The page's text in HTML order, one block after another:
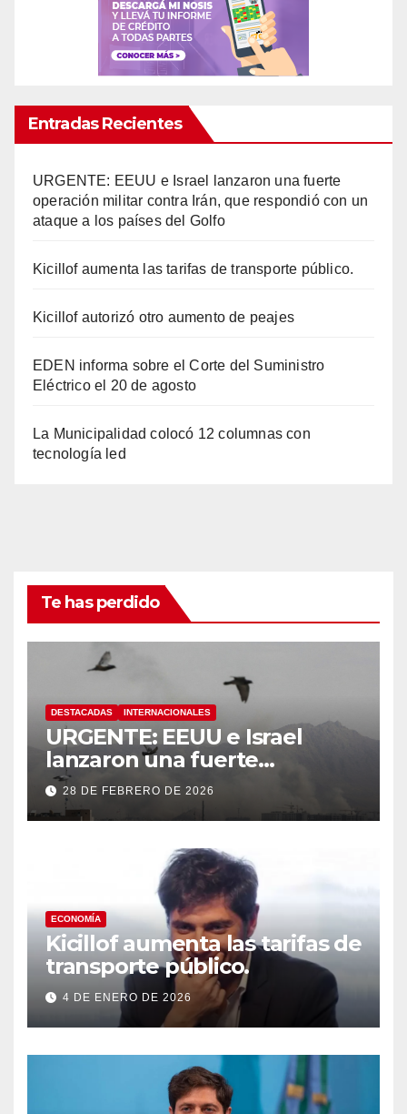
Entradas Recientes
URGENTE: EEUU e Israel lanzaron una fuerte
operación militar contra Irán, que respondió con un
ataque a los países del Golfo
Kicillof aumenta las tarifas de transporte público.
Kicillof autorizó otro aumento de peajes
EDEN informa sobre el Corte del Suministro
Eléctrico el 20 de agosto
La Municipalidad colocó 12 columnas con
tecnología led
Te has perdido
DESTACADAS INTERNACIONALES
URGENTE: EEUU e Israel
lanzaron una fuerte
operación militar contra Irán,
que respondió con un ataque
a los países del Golfo
28 DE FEBRERO DE 2026
ECONOMÍA
Kicillof aumenta las tarifas de
transporte público.
4 DE ENERO DE 2026